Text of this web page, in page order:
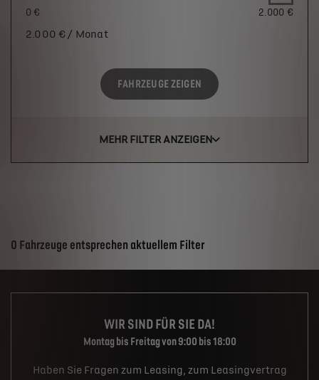
0 € 2.000 €
2.000 € / Monat
FAHRZEUGE ZEIGEN
MEHR FILTER ANZEIGEN
Suchergebnisse
0 Fahrzeuge entsprechen aktuellem Filter
WIR SIND FÜR SIE DA!
Montag bis Freitag von 9:00 bis 18:00
Haben Sie Fragen zum Leasing, zum Leasingvertrag